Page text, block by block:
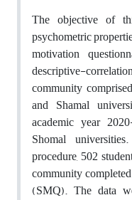
The objective of
psychometric
motivation
descriptive-
community
and Shamal
academic year
Shomal
procedure, 502
community
(SMQ). The data